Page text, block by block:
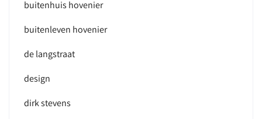
buitenhuis hovenier
buitenleven hovenier
de langstraat
design
dirk stevens